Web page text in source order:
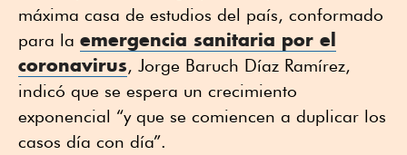
máxima casa de estudios del país, conformado
para la emergencia sanitaria por el
coronavirus, Jorge Baruch Díaz Ramírez,
indicó que se espera un crecimiento
exponencial “y que se comiencen a duplicar los
casos día con día”.